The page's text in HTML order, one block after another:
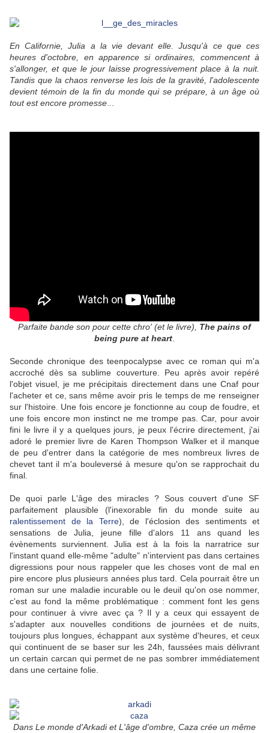
En Californie, Julia a la vie devant elle. Jusqu'à ce que ces
heures d'octobre, en apparence si ordinaires, commencent à
s'allonger, et que le jour laisse progressivement place à la nuit.
Tandis que la chaos renverse les lois de la gravité, l'adolescente
devient témoin de la fin du monde qui se prépare, à un âge où
tout est encore promesse
Parfaite bande son pour cette chro' (et le livre), The pains of
being pure at heart
Seconde chronique des teenpocalypse avec ce roman qui m'a
accroché dès sa sublime couverture. Peu après avoir repéré
l'objet visuel, je me précipitais directement dans une Cnaf pour
l'acheter et ce, sans même avoir pris le temps de me renseigner
sur l'histoire. Une fois encore je fonctionne au coup de foudre, et
une fois encore mon instinct ne me trompe pas. Car, pour avoir
fini le livre il y a quelques jours, je peux l'écrire directement, j'ai
adoré le premier livre de Karen Thompson Walker et il manque
de peu d'entrer dans la catégorie de mes nombreux livres de
chevet tant il m'a bouleversé à mesure qu'on se rapprochait du
final.
De quoi parle L'âge des miracles ? Sous couvert d'une SF
parfaitement plausible (l'inexorable fin du monde suite au
ralentissement de la Terre), de l'éclosion des sentiments et
sensations de Julia, jeune fille d'alors 11 ans quand les
évènements surviennent. Julia est à la fois la narratrice sur
l'instant quand elle-même "adulte" n'intervient pas dans certaines
digressions pour nous rappeler que les choses vont de mal en
pire encore plus plusieurs années plus tard. Cela pourrait être un
roman sur une maladie incurable ou le deuil qu'on ose nommer,
c'est au fond la même problématique : comment font les gens
pour continuer à vivre avec ça ? Il y a ceux qui essayent de
s'adapter aux nouvelles conditions de journées et de nuits,
toujours plus longues, échappant aux système d'heures, et ceux
qui continuent de se baser sur les 24h, faussées mais délivrant
un certain carcan qui permet de ne pas sombrer immédiatement
dans une certaine folie.
Dans Le monde d'Arkadi et L'âge d'ombre, Caza crée un même